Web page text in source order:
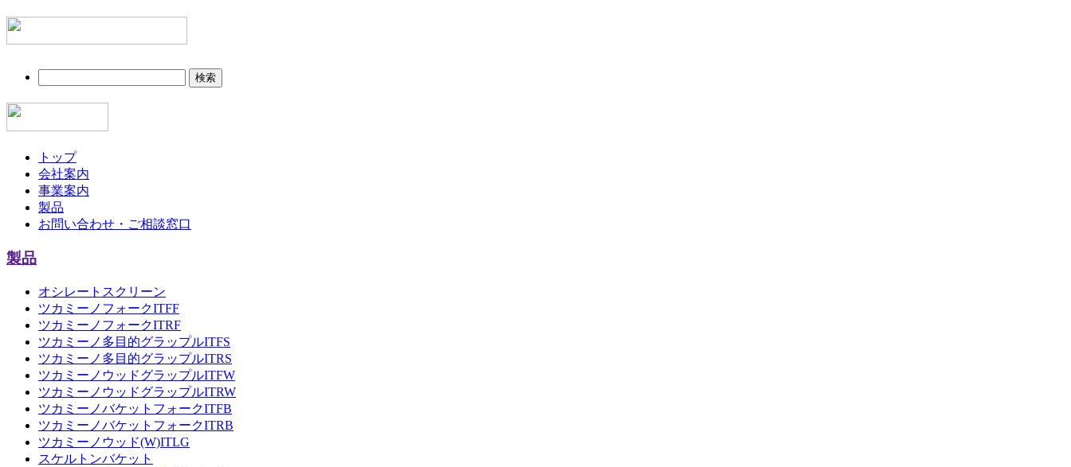
トップ
会社案内
事業案内
製品
お問い合わせ・ご相談窓口
製品
オシレートスクリーン
ツカミーノフォークITFF
ツカミーノフォークITRF
ツカミーノ多目的グラップルITFS
ツカミーノ多目的グラップルITRS
ツカミーノウッドグラップルITFW
ツカミーノウッドグラップルITRW
ツカミーノバケットフォークITFB
ツカミーノバケットフォークITRB
ツカミーノウッド(W)ITLG
スケルトンバケット